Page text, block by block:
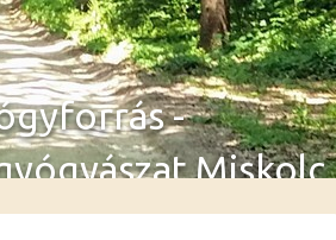
-
Miskolc